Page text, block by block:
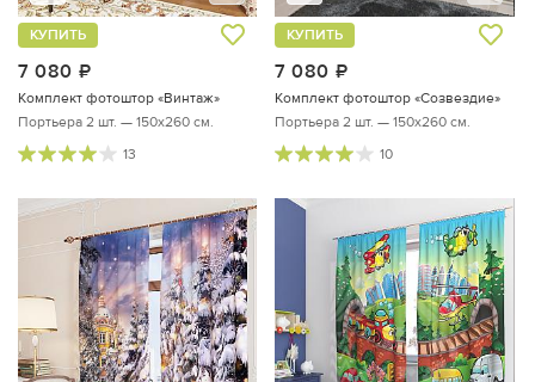
7 080
КУПИТЬ
Комплект фотоштор «Винтаж»
Портьера 2 шт. — 150х260 см.
13
7 080
КУПИТЬ
Комплект фотоштор «Созвездие»
Портьера 2 шт. — 150х260 см.
10